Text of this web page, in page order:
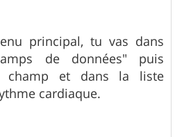
principal, tu vas dans
de données" puis
champ et dans la liste
cardiaque.